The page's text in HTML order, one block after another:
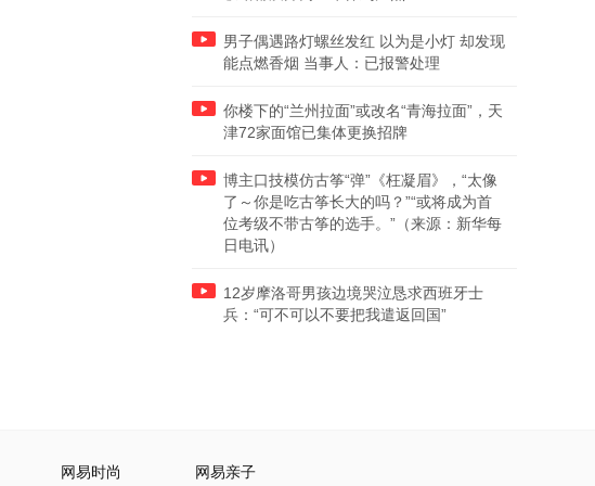
男子偶遇路灯螺丝发红 以为是小灯 却发现
能点燃香烟 当事人：已报警处理
你楼下的“兰州拉面”或改名“青海拉面”，天
津72家面馆已集体更换招牌
博主口技模仿古筝“弹”《枉凝眉》，“太像
了～你是吃古筝长大的吗？”“或将成为首
位考级不带古筝的选手。”（来源：新华每
日电讯）
12岁摩洛哥男孩边境哭泣恳求西班牙士
兵：“可不可以不要把我遣返回国”
网易时尚 网易亲子